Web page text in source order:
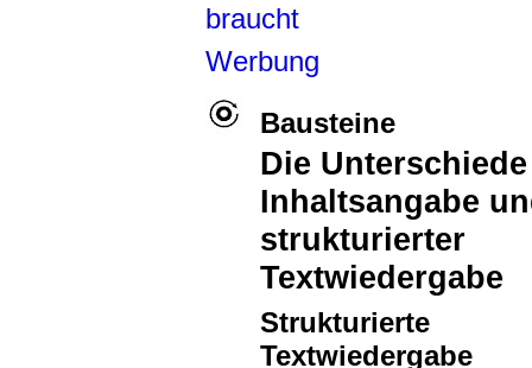
braucht
Werbung
Bausteine
Die
Inhaltsangabe
strukturierter
Textwiedergabe
Strukturierte
Textwiedergabe